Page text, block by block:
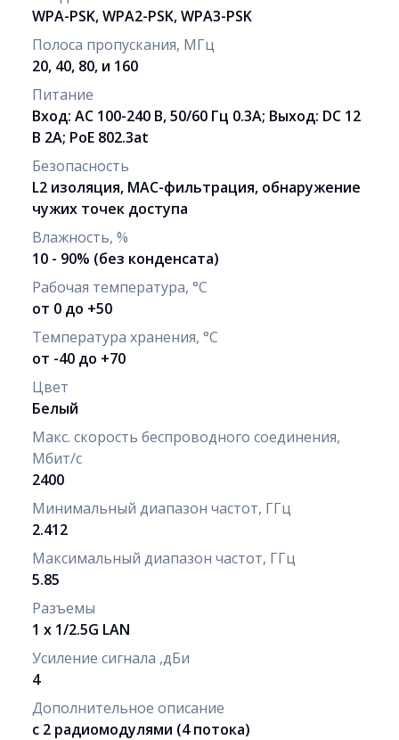
WPA-PSK, WPA2-PSK, WPA3-PSK
Полоса пропускания, МГц
20, 40, 80, и 160
Питание
Вход: AC 100-240 В, 50/60 Гц 0.3A; Выход: DC 12
В 2A; PoE 802.3at
Безопасность
L2 изоляция, MAC-фильтрация, обнаружение
чужих точек доступа
Влажность, %
10 - 90% (без конденсата)
Рабочая температура, °С
от 0 до +50
Температура хранения, °C
от -40 до +70
Цвет
Белый
Макс. скорость беспроводного соединения,
Мбит/с
2400
Минимальный диапазон частот, ГГц
2.412
Максимальный диапазон частот, ГГц
5.85
Разъемы
1 x 1/2.5G LAN
Усиление сигнала ,дБи
4
Дополнительное описание
с 2 радиомодулями (4 потока)